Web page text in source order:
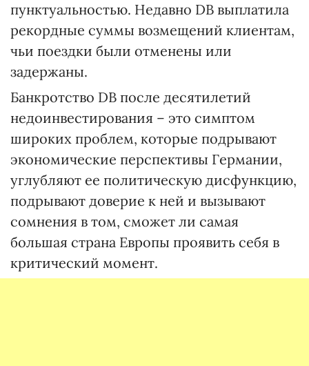
пунктуальностью. Недавно DB выплатила
рекордные суммы возмещений клиентам,
чьи поездки были отменены или
задержаны.
Банкротство DB после десятилетий
недоинвестирования – это симптом
широких проблем, которые подрывают
экономические перспективы Германии,
углубляют ее политическую дисфункцию,
подрывают доверие к ней и вызывают
сомнения в том, сможет ли самая
большая страна Европы проявить себя в
критический момент.